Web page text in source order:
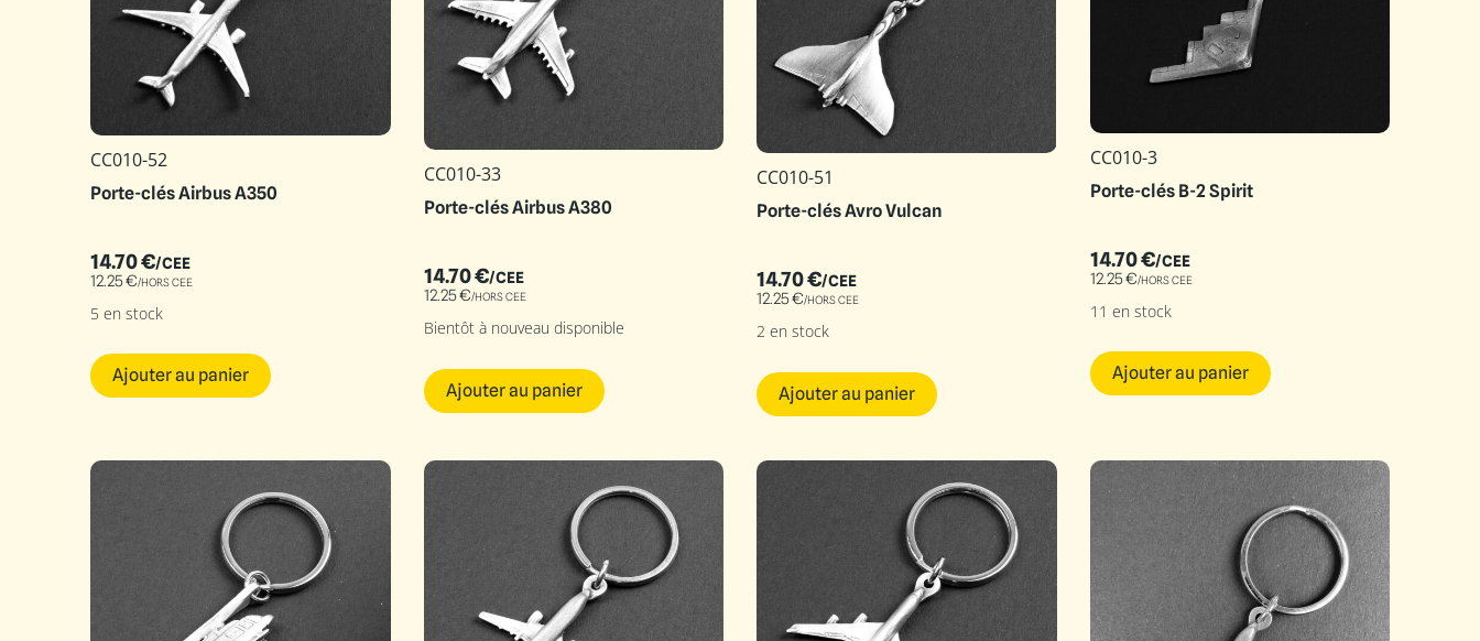
CC010-52
Porte-clés Airbus A350
14.70€/CEE
12.25€/HORS CEE
5 en stock
Ajouter au panier
CC010-33
Porte-clés Airbus A380
14.70€/CEE
12.25€/HORS CEE
Bientôt à nouveau disponible
Ajouter au panier
CC010-51
Porte-clés Avro Vulcan
14.70€/CEE
12.25€/HORS CEE
2 en stock
Ajouter au panier
CC010-3
Porte-clés B-2 Spirit
14.70€/CEE
12.25€/HORS CEE
11 en stock
Ajouter au panier